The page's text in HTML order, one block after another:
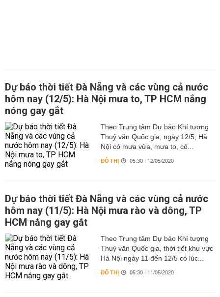
Dự báo thời tiết Đà Nẵng và các vùng cả nước
hôm nay (12/5): Hà Nội mưa to, TP HCM nắng
nóng gay gắt
Theo Trung tâm Dự báo Khí tượng
Thuỷ văn Quốc gia, ngày 12/5, Hà
Nội có mưa vừa, mưa to, có...
ĐÔ THỊ 05:30 | 12/05/2020
Dự báo thời tiết Đà Nẵng và các vùng cả nước
hôm nay (11/5): Hà Nội mưa rào và dông, TP
HCM nắng gay gắt
Theo Trung tâm Dự báo Khí tượng
Thuỷ văn Quốc gia, thời tiết khu vực
Hà Nội ngày 11 đến 12/5 có lúc...
ĐÔ THỊ 05:30 | 11/05/2020